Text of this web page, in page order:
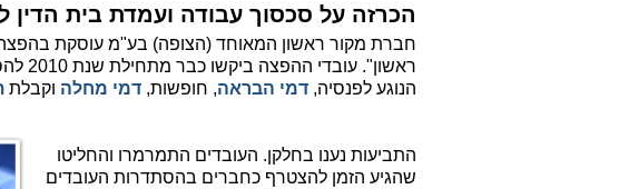
הכרזה על סכסוך עבודה ועמדת בית הדין
חברת מקור ראשון המאוחד (הצופה) בע"מ עוסקת בהפצה
הנוגע לפנסיה, דמי הבראה, חופשות, דמי מחלה וקבלת
התביעות נענו בחלקן. העובדים התמרמרו והחליטו
שהגיע הזמן להצטרף כחברים בהסתדרות העובדים